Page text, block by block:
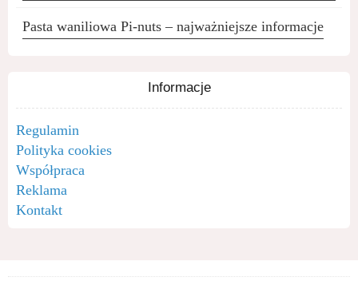
Pasta waniliowa Pi-nuts – najważniejsze informacje
Informacje
Regulamin
Polityka cookies
Współpraca
Reklama
Kontakt